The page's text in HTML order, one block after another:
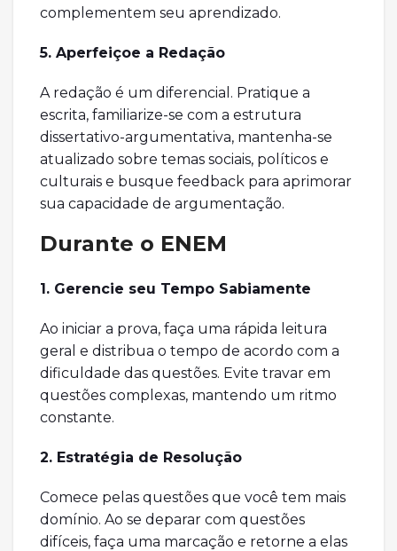
complementem seu aprendizado.
5. Aperfeiçoe a Redação
A redação é um diferencial. Pratique a
escrita, familiarize-se com a estrutura
dissertativo-argumentativa, mantenha-se
atualizado sobre temas sociais, políticos e
culturais e busque feedback para aprimorar
sua capacidade de argumentação.
Durante o ENEM
1. Gerencie seu Tempo Sabiamente
Ao iniciar a prova, faça uma rápida leitura
geral e distribua o tempo de acordo com a
dificuldade das questões. Evite travar em
questões complexas, mantendo um ritmo
constante.
2. Estratégia de Resolução
Comece pelas questões que você tem mais
domínio. Ao se deparar com questões
difíceis, faça uma marcação e retorne a elas